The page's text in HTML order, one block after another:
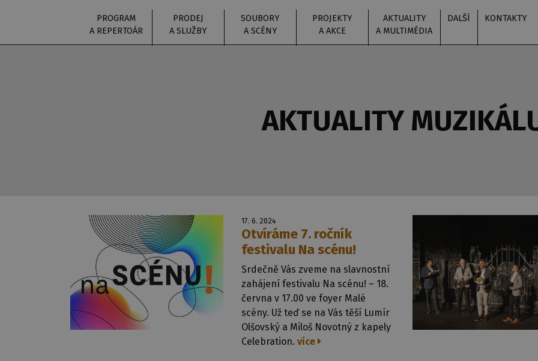
PROGRAM
A REPERTOÁR
PRODEJ
A SLUŽBY
SOUBORY
A SCÉNY
PROJEKTY
A AKCE
AKTUALITY
A MULTIMÉDIA
DALŠÍ KONTAKTY
AKTUALITY
17. 6. 2024
Otvíráme 7. ročník
festivalu Na scénu!
Srdečně Vás zveme na slavnostní
zahájení festivalu Na scénu! –⁠⁠⁠⁠⁠⁠ 18.
června v 17.00 ve foyer Malé
scény. Už teď se na Vás těší Lumír
Olšovský a Miloš Novotný z kapely
Celebration. více